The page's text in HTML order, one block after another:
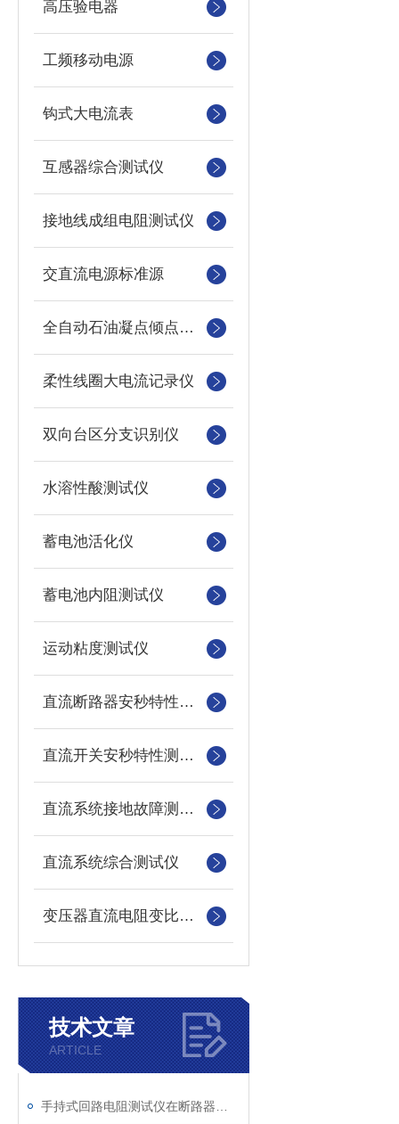
高压验电器
工频移动电源
钩式大电流表
互感器综合测试仪
接地线成组电阻测试仪
交直流电源标准源
全自动石油凝点倾点测定仪
柔性线圈大电流记录仪
双向台区分支识别仪
水溶性酸测试仪
蓄电池活化仪
蓄电池内阻测试仪
运动粘度测试仪
直流断路器安秒特性测试仪
直流开关安秒特性测试仪
直流系统接地故障测试仪
直流系统综合测试仪
变压器直流电阻变比测试仪
技术文章
ARTICLE